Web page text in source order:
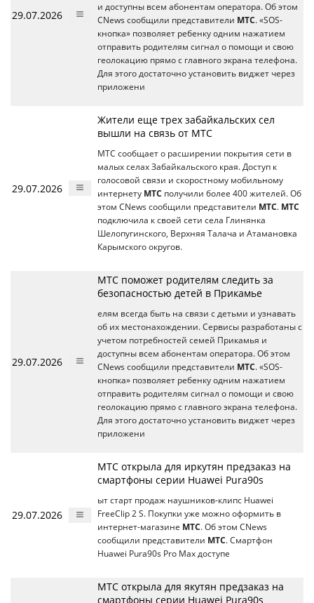
29.07.2026
и доступны всем абонентам оператора. Об этом
CNews сообщили представители МТС. «SOS-
кнопка» позволяет ребенку одним нажатием
отправить родителям сигнал о помощи и свою
геолокацию прямо с главного экрана телефона.
Для этого достаточно установить виджет через
приложени
29.07.2026
Жители еще трех забайкальских сел
вышли на связь от МТС
МТС сообщает о расширении покрытия сети в
малых селах Забайкальского края. Доступ к
голосовой связи и скоростному мобильному
интернету МТС получили более 400 жителей. Об
этом CNews сообщили представители МТС. МТС
подключила к своей сети села Глинянка
Шелопугинского, Верхняя Талача и Атамановка
Карымского округов.
29.07.2026
МТС поможет родителям следить за
безопасностью детей в Прикамье
елям всегда быть на связи с детьми и узнавать
об их местонахождении. Сервисы разработаны с
учетом потребностей семей Прикамья и
доступны всем абонентам оператора. Об этом
CNews сообщили представители МТС. «SOS-
кнопка» позволяет ребенку одним нажатием
отправить родителям сигнал о помощи и свою
геолокацию прямо с главного экрана телефона.
Для этого достаточно установить виджет через
приложени
29.07.2026
МТС открыла для иркутян предзаказ на
смартфоны серии Huawei Pura90s
ыт старт продаж наушников-клипс Huawei
FreeClip 2 S. Покупки уже можно оформить в
интернет-магазине МТС. Об этом CNews
сообщили представители МТС. Смартфон
Huawei Pura90s Pro Max доступе
МТС открыла для якутян предзаказ на
смартфоны серии Huawei Pura90s